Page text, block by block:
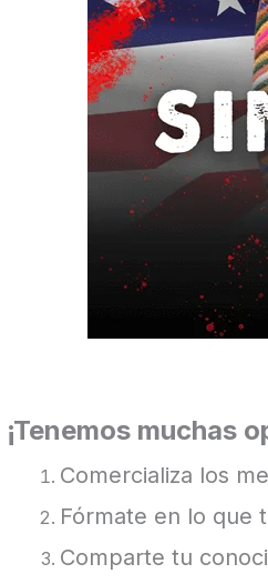
¡Tenemos muchas
Comercializa los
Fórmate en lo que
Comparte tu